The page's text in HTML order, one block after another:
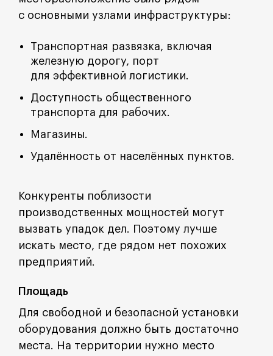
с основными узлами инфраструктуры:
Транспортная развязка, включая
железную дорогу, порт
для эффективной логистики.
Доступность общественного
транспорта для рабочих.
Магазины.
Удалённость от населённых пунктов.
Конкуренты поблизости
производственных мощностей могут
вызвать упадок дел. Поэтому лучше
искать место, где рядом нет похожих
предприятий.
Площадь
Для свободной и безопасной установки
оборудования должно быть достаточно
места. На территории нужно место